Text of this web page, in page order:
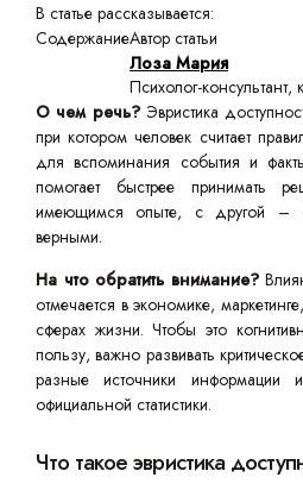
В статье рассказывается:
СодержаниеАвтор статьи
Лоза Мария
Психолог-консультант,
О чем речь? Эвристика
при котором человек считает
для вспоминания события и
помогает быстрее принимать
имеющимся опыте, с другой –
верными.
На что обратить внимание?
отмечается в экономике,
сферах жизни. Чтобы это
пользу, важно развивать
разные источники информации
официальной статистики.
Что такое эвристика